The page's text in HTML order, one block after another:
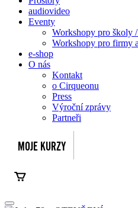
audiovideo
Eventy
Workshopy pro školy
Workshopy pro firmy
e-shop
O nás
Kontakt
o Cirqueonu
Press
Výroční zprávy
Partneři